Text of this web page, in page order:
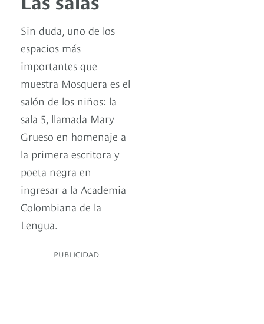
Sin duda, uno de los
espacios más
importantes que
muestra Mosquera es el
salón de los niños: la
sala 5, llamada Mary
Grueso en homenaje a
la primera escritora y
poeta negra en
ingresar a la Academia
Colombiana de la
Lengua.
PUBLICIDAD